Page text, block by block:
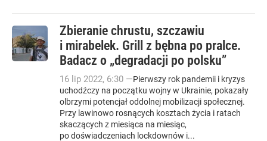
Zbieranie chrustu, szczawiu
i mirabelek. Grill z bębna po pralce.
Badacz o „degradacji po polsku”
16 lip 2022, 6:30 —Pierwszy rok pandemii i kryzys
uchodźczy na początku wojny w Ukrainie, pokazały
olbrzymi potencjał oddolnej mobilizacji społecznej.
Przy lawinowo rosnących kosztach życia i ratach
skaczących z miesiąca na miesiąc,
po doświadczeniach lockdownów i...